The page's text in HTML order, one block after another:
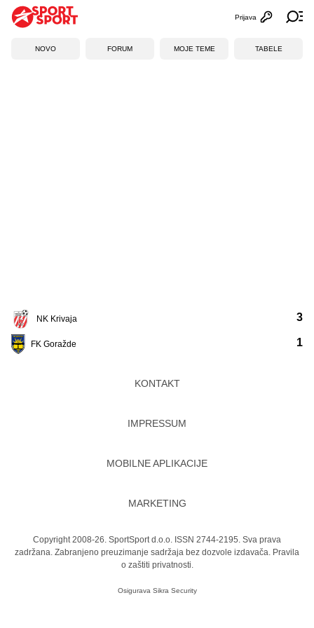
Otvori
Prijava
NOVO FORUM MOJE TEME TABELE
NK Krivaja
FK Goražde
3
1
KONTAKT
IMPRESSUM
MOBILNE APLIKACIJE
MARKETING
Copyright 2008-26. SportSport d.o.o. ISSN 2744-2195. Sva prava
zadržana. Zabranjeno preuzimanje sadržaja bez dozvole izdavača. Pravila
o zaštiti privatnosti.
Osigurava Sikra Security